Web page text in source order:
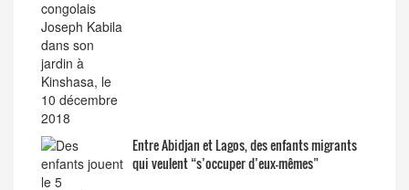
Entre Abidjan et Lagos, des enfants migrants
qui veulent “s’occuper d’eux-mêmes”